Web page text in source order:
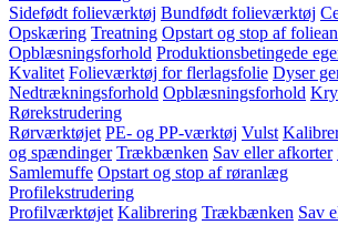
Sidefødt folieværktøj Bundfødt folieværktøj
Opskæring Treatning Opstart og stop af
Opblæsningsforhold Produktionsbetingede
Kvalitet Folieværktøj for flerlagsfolie Dyser
Nedtrækningsforhold Opblæsningsforhold
Rørekstrudering
Rørværktøjet PE- og PP-værktøj Vulst
og spændinger Trækbænken Sav eller afkorter
Samlemuffe Opstart og stop af røranlæg
Profilekstrudering
Profilværktøjet Kalibrering Trækbænken Sav